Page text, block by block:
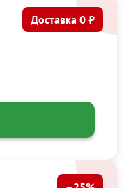
Доставка 0 ₽